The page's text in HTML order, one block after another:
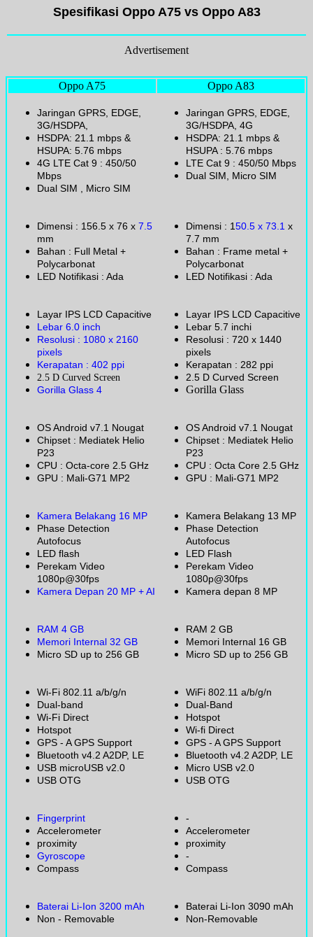
Spesifikasi Oppo A75 vs Oppo A83
Advertisement
Oppo A75 Oppo A83
Jaringan GPRS, EDGE,
3G/HSDPA,
HSDPA: 21.1 mbps &
HSUPA: 5.76 mbps
4G LTE Cat 9 : 450/50
Mbps
Dual SIM , Micro SIM
Jaringan GPRS, EDGE,
3G/HSDPA, 4G
HSDPA: 21.1 mbps &
HSUPA : 5.76 mbps
LTE Cat 9 : 450/50 Mbps
Dual SIM, Micro SIM
Dimensi : 156.5 x 76 x 7.5
mm
Bahan : Full Metal +
Polycarbonat
LED Notifikasi : Ada
Dimensi : 150.5 x 73.1 x
7.7 mm
Bahan : Frame metal +
Polycarbonat
LED Notifikasi : Ada
Layar IPS LCD Capacitive
Lebar 6.0 inch
Resolusi : 1080 x 2160
pixels
Kerapatan : 402 ppi
2.5 D Curved Screen
Gorilla Glass 4
Layar IPS LCD Capacitive
Lebar 5.7 inchi
Resolusi : 720 x 1440
pixels
Kerapatan : 282 ppi
2.5 D Curved Screen
Gorilla Glass
OS Android v7.1 Nougat
Chipset : Mediatek Helio
P23
CPU : Octa-core 2.5 GHz
GPU : Mali-G71 MP2
OS Android v7.1 Nougat
Chipset : Mediatek Helio
P23
CPU : Octa Core 2.5 GHz
GPU : Mali-G71 MP2
Kamera Belakang 16 MP
Phase Detection
Autofocus
LED flash
Perekam Video
1080p@30fps
Kamera Depan 20 MP + AI
Kamera Belakang 13 MP
Phase Detection
Autofocus
LED Flash
Perekam Video
1080p@30fps
Kamera depan 8 MP
RAM 4 GB
Memori Internal 32 GB
Micro SD up to 256 GB
RAM 2 GB
Memori Internal 16 GB
Micro SD up to 256 GB
Wi-Fi 802.11 a/b/g/n
Dual-band
Wi-Fi Direct
Hotspot
GPS - A GPS Support
Bluetooth v4.2 A2DP, LE
USB microUSB v2.0
USB OTG
WiFi 802.11 a/b/g/n
Dual-Band
Hotspot
Wi-fi Direct
GPS - A GPS Support
Bluetooth v4.2 A2DP, LE
Micro USB v2.0
USB OTG
Fingerprint
Accelerometer
proximity
Gyroscope
Compass
-
Accelerometer
proximity
-
Compass
Baterai Li-Ion 3200 mAh
Non - Removable
Baterai Li-Ion 3090 mAh
Non-Removable